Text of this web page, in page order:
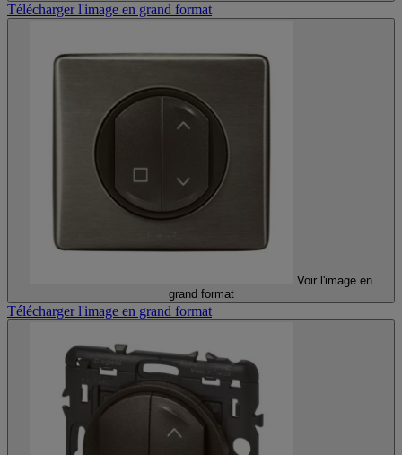
Télécharger l'image en grand format
Voir l'image en
grand format
Télécharger l'image en grand format